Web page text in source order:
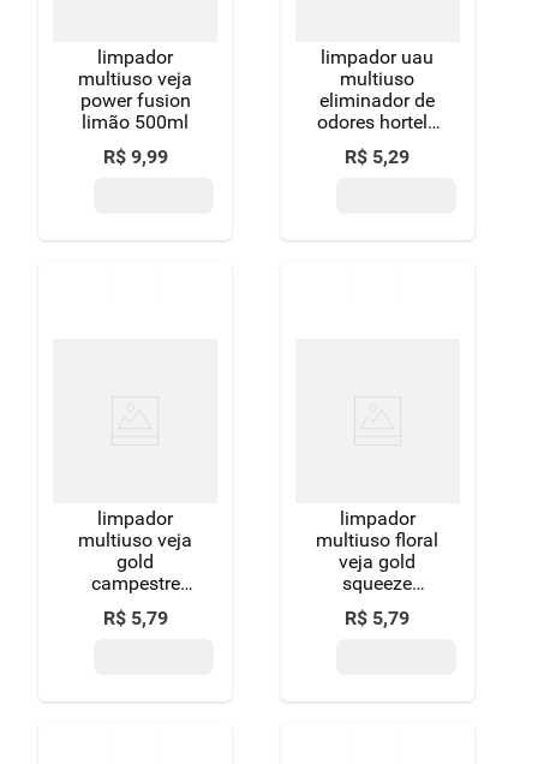
limpador
multiuso veja
power fusion
limão 500ml
R$ 9,99
limpador uau
multiuso
eliminador de
odores hortelã
500ml
R$ 5,29
limpador
multiuso veja
gold
campestre
500ml com
10% de
R$ 5,79
limpador
multiuso floral
veja gold
squeeze
500ml grátis
10% de
R$ 5,79